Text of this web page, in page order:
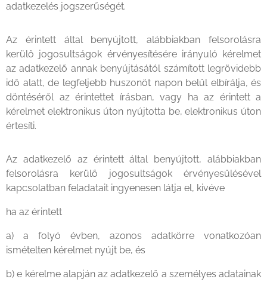
adatkezelés jogszerűségét.
Az érintett által benyújtott, alábbiakban felsorolásra
kerülő jogosultságok érvényesítésére irányuló kérelmet
az adatkezelő annak benyújtásától számított legrövidebb
idő alatt, de legfeljebb huszonöt napon belül elbírálja, és
döntéséről az érintettet írásban, vagy ha az érintett a
kérelmet elektronikus úton nyújtotta be, elektronikus úton
értesíti.
Az adatkezelő az érintett által benyújtott, alábbiakban
felsorolásra kerülő jogosultságok érvényesülésével
kapcsolatban feladatait ingyenesen látja el, kivéve
ha az érintett
a) a folyó évben, azonos adatkörre vonatkozóan
ismételten kérelmet nyújt be, és
b) e kérelme alapján az adatkezelő a személyes adatainak